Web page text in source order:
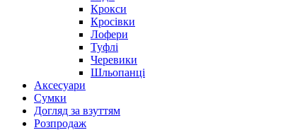
Крокси
Кросівки
Лофери
Туфлі
Черевики
Шльопанці
Аксесуари
Сумки
Догляд за взуттям
Розпродаж